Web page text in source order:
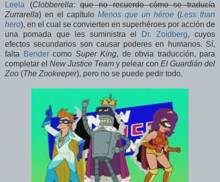
Leela (Clobberella:que no recuerdo cómo se traducía
Zurrarella) en el capítulo Menos que un héroe (Less than
hero), en el cual se convierten en superhéroes por acción de
una pomada que les suministra el
Dr. Zoidberg, cuyos
efectos secundarios son causar poderes en humanos. Sí,
falta
Bendercomo Super King, de obvia traducción, para
completar el New Justice Team y pelear con El Guardián del
Zoo (The Zookeeper), pero no se puede pedir todo.